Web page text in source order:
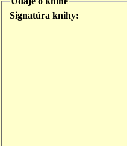
Signatúra knihy: